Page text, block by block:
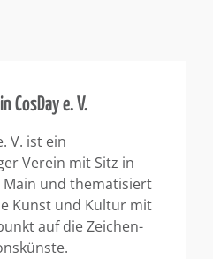
CosDay e. V.
V. ist ein
Verein mit Sitz in
Main und thematisiert
Kunst und Kultur mit
auf die Zeichen-